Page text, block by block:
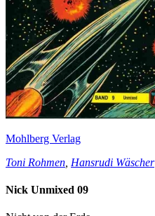
Mohlberg Verlag
Toni Rohmen Hansrudi Wäscher
Nick Unmixed 09